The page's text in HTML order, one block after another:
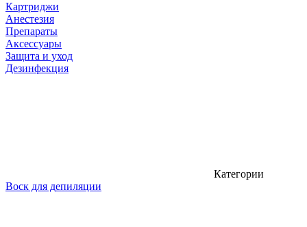
Картриджи
Анестезия
Препараты
Аксессуары
Защита и уход
Дезинфекция
Категории
Воск для депиляции